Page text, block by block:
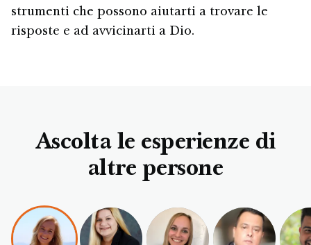
strumenti che possono aiutarti a trovare le
risposte e ad avvicinarti a Dio.
Ascolta le esperienze di
altre persone